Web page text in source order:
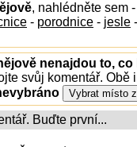
, nahlédněte sem
- porodnice - jesle -
nenajdou to, co
svůj komentář.
Buďte první...